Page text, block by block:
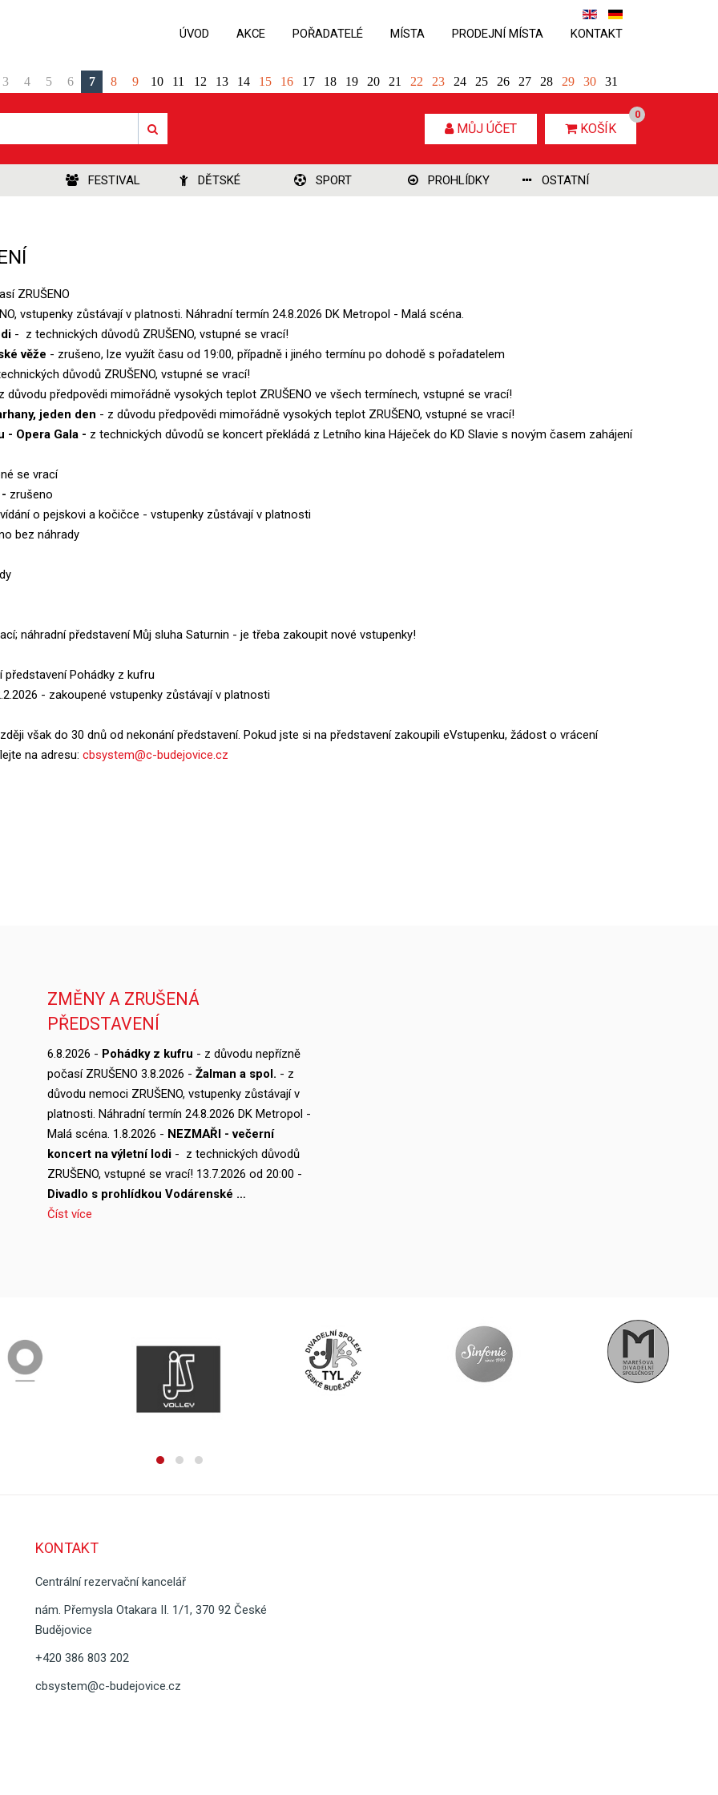
ÚVOD AKCE POŘADATELÉ MÍSTA PRODEJNÍ MÍSTA KONTAKT
MŮJ ÚČET KOŠÍK
0
3 4 5 6 7 8 9 10 11 12 13 14 15 16 17 18 19 20 21 22 23 24 25 26 27 28 29 30 31
FESTIVAL DĚTSKÉ SPORT PROHLÍDKY OSTATNÍ
ZRUŠENO
vstupenky zůstávají v platnosti. Náhradní termín 24.8.2026 DK Metropol - Malá scéna.
- z technických důvodů ZRUŠENO, vstupné se vrací!
věže - zrušeno, lze využít času od 19:00, případně i jiného termínu po dohodě s pořadatelem
důvodů ZRUŠENO, vstupné se vrací!
důvodu předpovědi mimořádně vysokých teplot ZRUŠENO ve všech termínech, vstupné se vrací!
jeden den - z důvodu předpovědi mimořádně vysokých teplot ZRUŠENO, vstupné se vrací!
- Opera Gala - z technických důvodů se koncert překládá z Letního kina Háječek do KD Slavie s novým časem zahájení
se vrací
zrušeno
o pejskovi a kočičce - vstupenky zůstávají v platnosti
bez náhrady
náhradní představení Můj sluha Saturnin - je třeba zakoupit nové vstupenky!
Pohádky z kufru
- zakoupené vstupenky zůstávají v platnosti
však do 30 dnů od nekonání představení. Pokud jste si na představení zakoupili eVstupenku, žádost o vrácení
na adresu: cbsystem@c-budejovice.cz
ZMĚNY A ZRUŠENÁ
PŘEDSTAVENÍ
6.8.2026 - Pohádky z kufru - z důvodu nepřízně
počasí ZRUŠENO 3.8.2026 - Žalman a spol. - z
důvodu nemoci ZRUŠENO, vstupenky zůstávají v
platnosti. Náhradní termín 24.8.2026 DK Metropol -
Malá scéna. 1.8.2026 - NEZMAŘI - večerní
koncert na výletní lodi - z technických důvodů
ZRUŠENO, vstupné se vrací! 13.7.2026 od 20:00 -
Divadlo s prohlídkou Vodárenské …
Číst více
KONTAKT
Centrální rezervační kancelář
nám. Přemysla Otakara II. 1/1, 370 92 České
Budějovice
+420 386 803 202
cbsystem@c-budejovice.cz